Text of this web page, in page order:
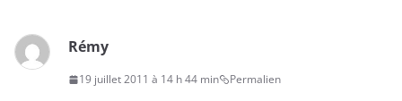
Rémy
19 juillet 2011 à 14 h 44 min Permalien